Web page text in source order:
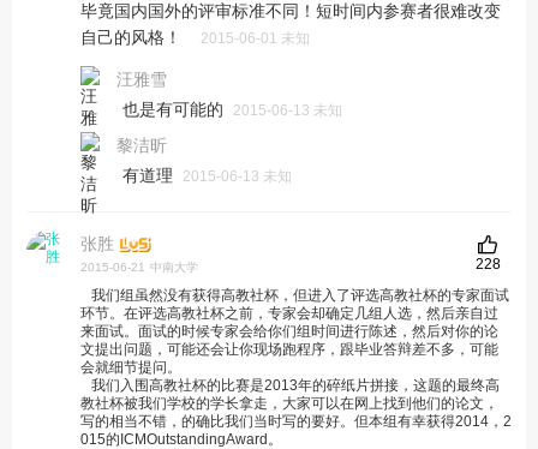
毕竟国内国外的评审标准不同！短时间内参赛者很难改变
2015-06-01 未知
汪雅雪
也是有可能的 2015-06-13 未知
黎洁昕
有道理 2015-06-13 未知
张胜
2015-06-21 中南大学
我们组虽然没有获得高教社杯，但进入了评选高教社杯的专家面试
环节。在评选高教社杯之前，专家会却确定几组人选，然后亲自过
来面试。面试的时候专家会给你们组时间进行陈述，然后对你的论
文提出问题，可能还会让你现场跑程序，跟毕业答辩差不多，可能
会就细节提问。
我们入围高教社杯的比赛是2013年的碎纸片拼接，这题的最终高
教社杯被我们学校的学长拿走，大家可以在网上找到他们的论文，
写的相当不错，的确比我们当时写的要好。但本组有幸获得2014，2
015的ICMOutstandingAward。
228